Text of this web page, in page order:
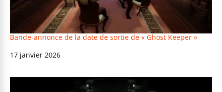
Bande-annonce de la date de sortie de « Ghost Keeper »
Date
17 janvier 2026